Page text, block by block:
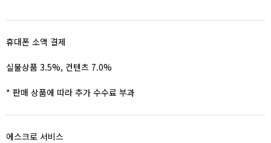
휴대폰 소액 결제
실물상품 3.5%, 컨텐츠 7.0%
* 판매 상품에 따라 추가 수수료 부과
에스크로 서비스